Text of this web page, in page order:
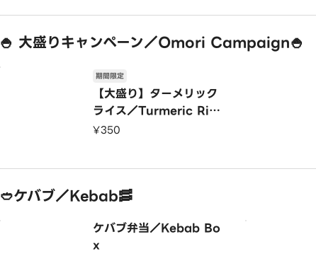
🍚 大盛りキャンペーン／Omori Campaign🍚
【大盛り】ターメリック
ライス／Turmeric Ric
e【Omori】
期間限定
¥350
🥙ケバブ／Kebab🥓
ケバブ弁当／Kebab Bo
x